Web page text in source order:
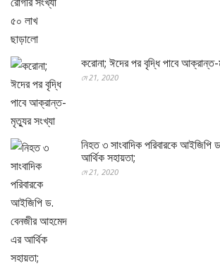
করোনা; ঈদের পর বৃদ্ধি পাবে
মে 21, 2020
নিহত ৩ সাংবাদিক পরিবারকে
আর্থিক সহায়তা;
মে 21, 2020